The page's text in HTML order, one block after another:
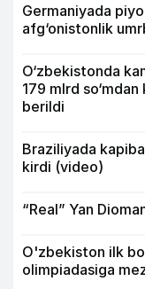
Germaniyada
afg‘onistonlik
O‘zbekistonda
179 mlrd
berildi
Braziliyada
kirdi (video)
“Real” Yan
O'zbekiston ilk
olimpiadasiga